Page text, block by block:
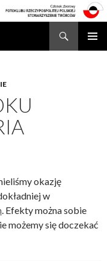
okazję
w
. Efekty można sobie
możemy się doczekać